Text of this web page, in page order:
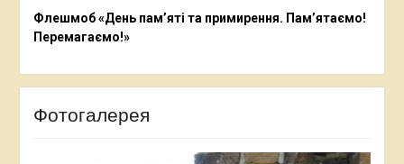
Флешмоб «День пам’яті та примирення. Пам’ятаємо!
Перемагаємо!»
Фотогалерея